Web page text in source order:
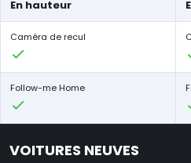
En hauteur
Caméra de recul
Follow-me Home
VOITURES NEUVES